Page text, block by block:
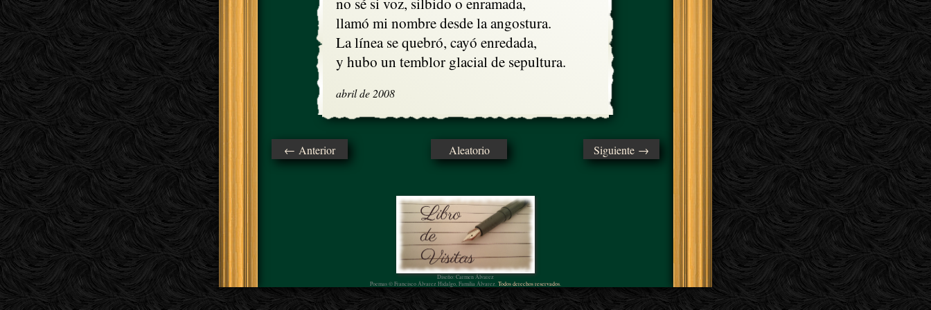
llamó mi nombre desde la angostura.
La línea se quebró, cayó enredada,
y hubo un temblor glacial de sepultura.
abril de 2008
← Anterior Aleatorio Siguiente →
Diseño: Carmen Álvarez
Poemas © Francisco Álvarez Hidalgo, Familia Álvarez. Todos derechos reservados.